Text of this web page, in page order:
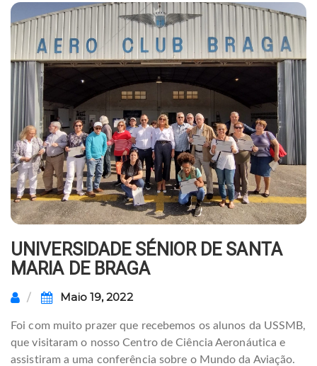
UNIVERSIDADE SÉNIOR DE SANTA
MARIA DE BRAGA
Maio 19, 2022
Foi com muito prazer que recebemos os alunos da USSMB,
que visitaram o nosso Centro de Ciência Aeronáutica e
assistiram a uma conferência sobre o Mundo da Aviação.
Navegação
de
artigos